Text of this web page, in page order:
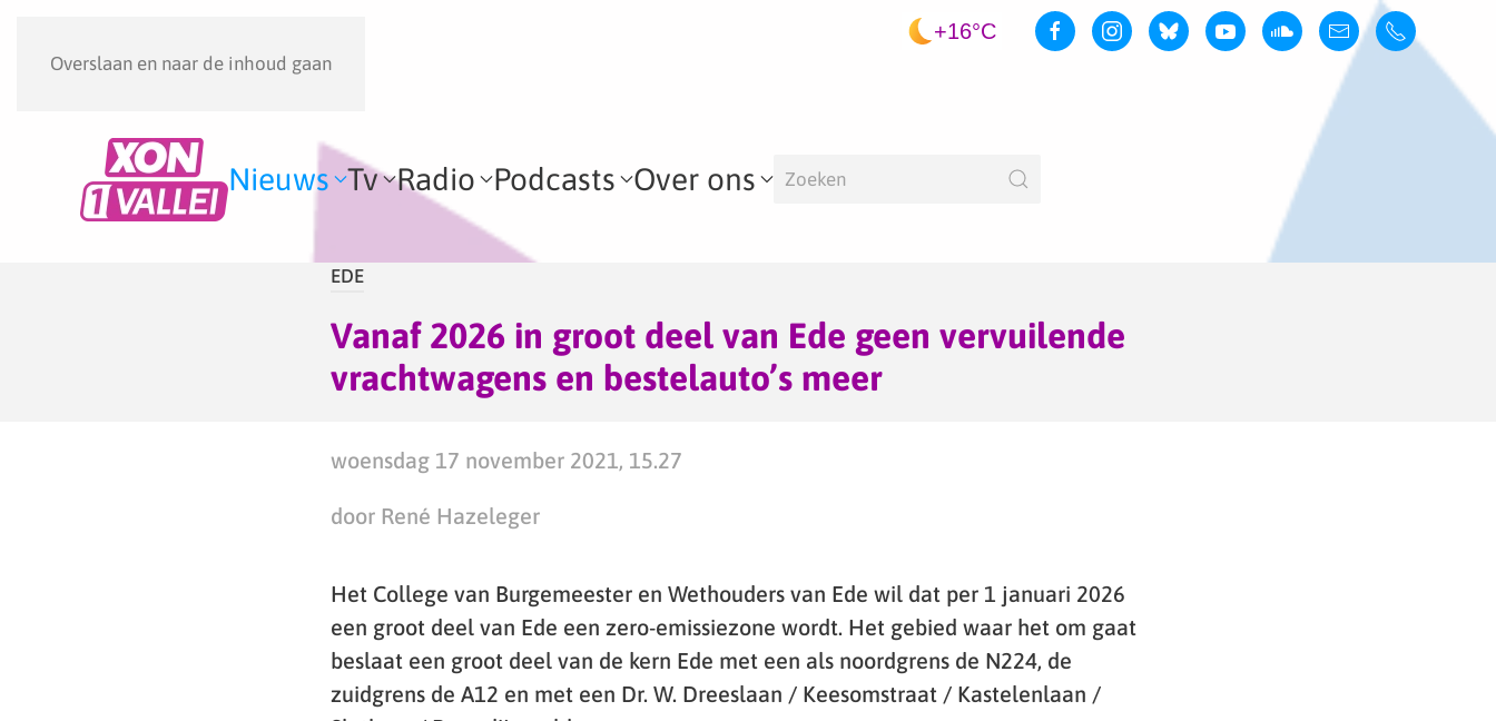
Overslaan en naar de inhoud gaan
+16°C
Nieuws Tv Radio Podcasts Over ons
EDE
Vanaf 2026 in groot deel van Ede geen vervuilende
vrachtwagens en bestelauto’s meer
woensdag 17 november 2021, 15.27
door René Hazeleger
Het College van Burgemeester en Wethouders van Ede wil dat per 1 januari 2026
een groot deel van Ede een zero-emissiezone wordt. Het gebied waar het om gaat
beslaat een groot deel van de kern Ede met een als noordgrens de N224, de
zuidgrens de A12 en met een Dr. W. Dreeslaan / Keesomstraat / Kastelenlaan /